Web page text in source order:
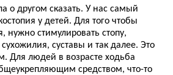
о другом сказать. У нас самый
у детей. Для того чтобы
нужно стимулировать стопу,
суставы и так далее. Это
Для людей в возрасте ходьба
средством, что-то